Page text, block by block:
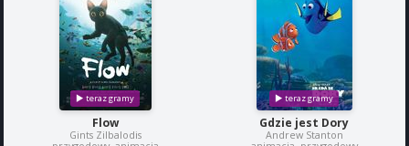
Flow
Gints Zilbalodis
Gdzie jest Dory
Andrew Stanton